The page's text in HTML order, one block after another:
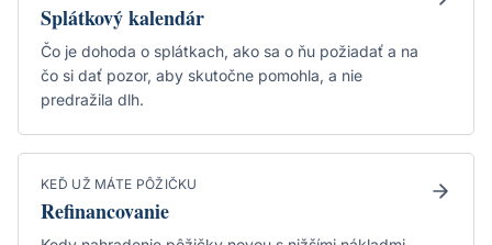
Splátkový kalendár
Čo je dohoda o splátkach, ako sa o ňu požiadať a na
čo si dať pozor, aby skutočne pomohla, a nie
predražila dlh.
KEĎ UŽ MÁTE PÔŽIČKU
Refinancovanie